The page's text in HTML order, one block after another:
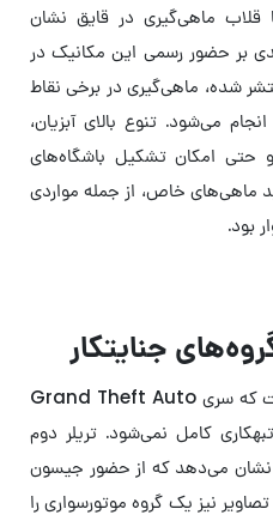
قلاب ماهی‌گیری در قایق نشان
بر حضور رسمی این مکانیک در
شده، ماهی‌گیری در برخی نقاط
می‌شود. تنوع بالای آبزیان،
حتی امکان تشکیل باشگاه‌های
ماهی‌های خاص، از جمله مواردی
بود.
برهیچکس پوشیده و پنهان نیست که سری Grand Theft Auto
کامل نمی‌شود. تریلر دوم
نشان می‌دهد که از حضور جیسون
نیز یک گروه موتورسواری را